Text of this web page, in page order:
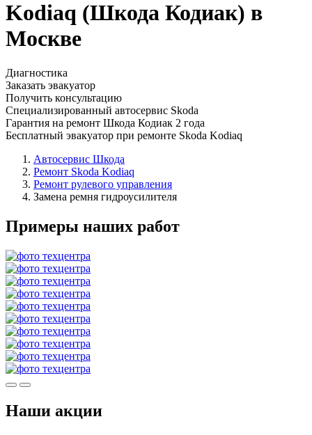
Kodiaq (Шкода Кодиак) в
Москве
Диагностика
Заказать эвакуатор
Получить консультацию
Специализированный автосервис Skoda
Гарантия на ремонт Шкода Кодиак 2 года
Бесплатный эвакуатор при ремонте Skoda Kodiaq
Автосервис Шкода
Ремонт Skoda Kodiaq
Ремонт рулевого управления
Замена ремня гидроусилителя
Примеры наших работ
Наши акции